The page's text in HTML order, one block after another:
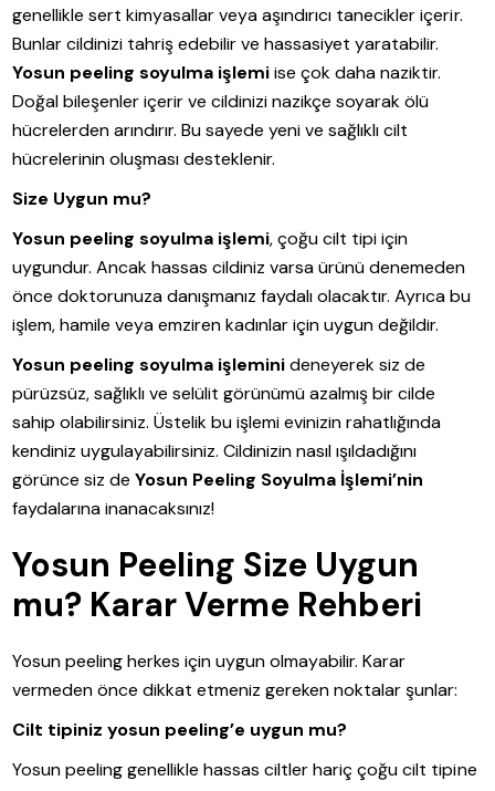
genellikle sert kimyasallar veya aşındırıcı tanecikler içerir.
Bunlar cildinizi tahriş edebilir ve hassasiyet yaratabilir.
Yosun peeling soyulma işlemiise çok daha naziktir.
Doğal bileşenler içerir ve cildinizi nazikçe soyarak ölü
hücrelerden arındırır. Bu sayede yeni ve sağlıklı cilt
hücrelerinin oluşması desteklenir.
Size Uygun mu?
Yosun peeling soyulma işlemi, çoğu cilt tipi için
uygundur. Ancak hassas cildiniz varsa ürünü denemeden
önce doktorunuza danışmanız faydalı olacaktır. Ayrıca bu
işlem, hamile veya emziren kadınlar için uygun değildir.
Yosun peeling soyulma işleminideneyerek siz de
pürüzsüz, sağlıklı ve selülit görünümü azalmış bir cilde
sahip olabilirsiniz. Üstelik bu işlemi evinizin rahatlığında
kendiniz uygulayabilirsiniz. Cildinizin nasıl ışıldadığını
görünce siz deYosun Peeling Soyulma İşlemi’nin
faydalarına inanacaksınız!
Yosun Peeling Size Uygun
mu? Karar Verme Rehberi
Yosun peeling herkes için uygun olmayabilir. Karar
vermeden önce dikkat etmeniz gereken noktalar şunlar:
Cilt tipiniz yosun peeling’e uygun mu?
Yosun peeling genellikle hassas ciltler hariç çoğu cilt tipine